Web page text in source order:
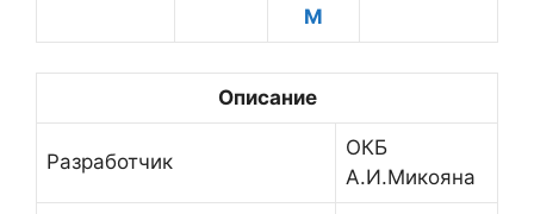
М
Описание
Разработчик
ОКБ
А.И.Микояна